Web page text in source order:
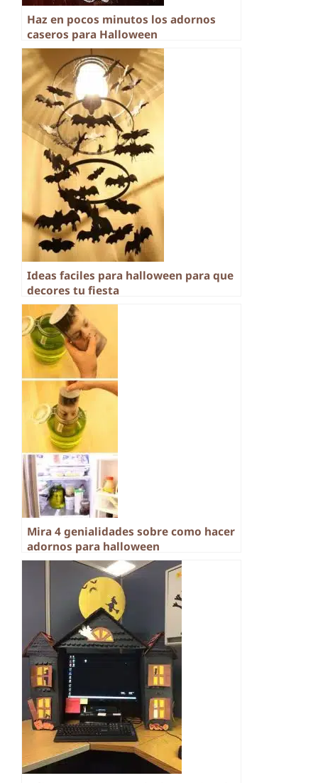
Haz en pocos minutos los adornos
caseros para Halloween
Ideas faciles para halloween para que
decores tu fiesta
Mira 4 genialidades sobre como hacer
adornos para halloween